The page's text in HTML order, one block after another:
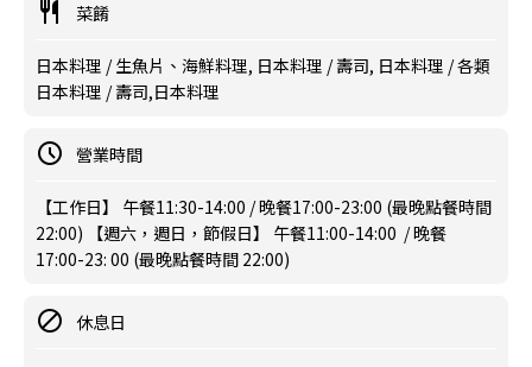
菜餚
日本料理 / 生魚片、海鮮料理, 日本料理 / 壽司, 日本料理 / 各類
日本料理 / 壽司,日本料理
營業時間
【工作日】 午餐11:30-14:00 / 晚餐17:00-23:00 (最晚點餐時間
22:00) 【週六，週日，節假日】 午餐11:00-14:00 / 晚餐
17:00-23: 00 (最晚點餐時間 22:00)
休息日